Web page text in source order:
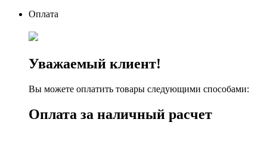
Оплата
Уважаемый клиент!
Вы можете оплатить товары следующими способами:
Оплата за наличный расчет